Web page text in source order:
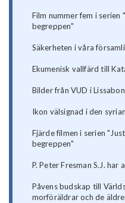
Film nummer fem i
begreppen"
Säkerheten i våra
Ekumenisk vallfärd till
Bilder från VUD i Lissabon
Ikon välsignad i den
Fjärde filmen i serien
begreppen"
P. Peter Fresman S.J. har
Påvens budskap till
morföräldrar och de äldre